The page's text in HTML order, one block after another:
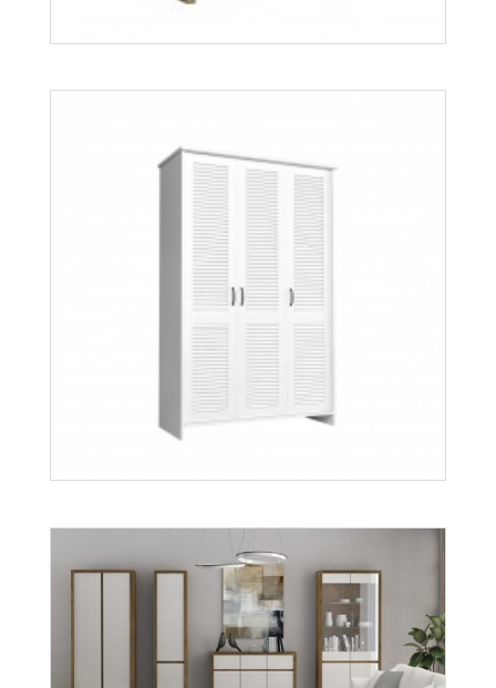
Aspen K3D
Więcej